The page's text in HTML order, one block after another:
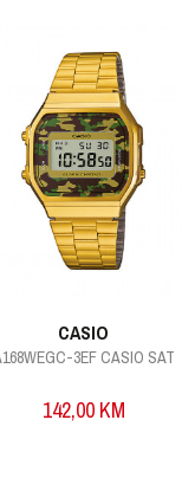
CASIO
3EF CASIO SAT
142,00 KM